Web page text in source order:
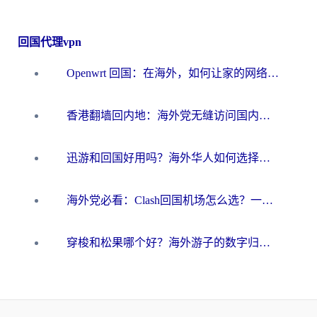
回国代理vpn
Openwrt 回国：在海外，如何让家的网络触手可及
香港翻墙回内地：海外党无缝访问国内资源的加速器选择全攻略
迅游和回国好用吗？海外华人如何选择靠谱的回国加速器
海外党必看：Clash回国机场怎么选？一篇搞定无缝访问国内资源的全攻略
穿梭和松果哪个好？海外游子的数字归乡路，到底该怎么选